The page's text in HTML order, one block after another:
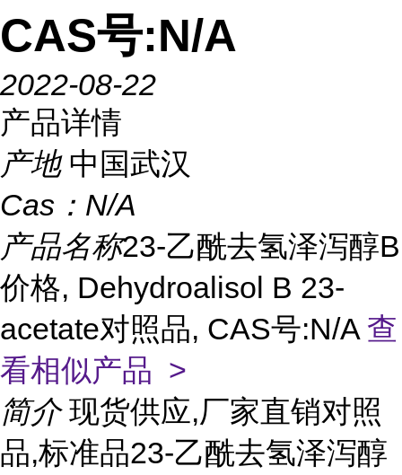
CAS号:N/A
2022-08-22
产品详情
产地 中国武汉
Cas： N/A
产品名称23-乙酰去氢泽泻醇B
价格, Dehydroalisol B 23-
acetate对照品, CAS号:N/A 查
看相似产品 >
简介 现货供应,厂家直销对照
品,标准品23-乙酰去氢泽泻醇